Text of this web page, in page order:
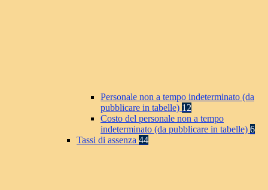
Personale non a tempo indeterminato (da
pubblicare in tabelle) 12
Costo del personale non a tempo
indeterminato (da pubblicare in tabelle) 6
Tassi di assenza 44